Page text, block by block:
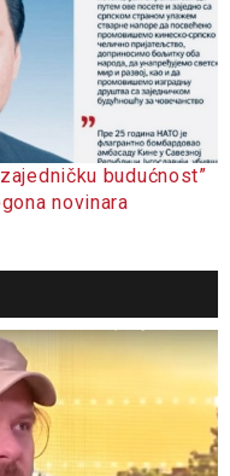
budućnost”
novinara